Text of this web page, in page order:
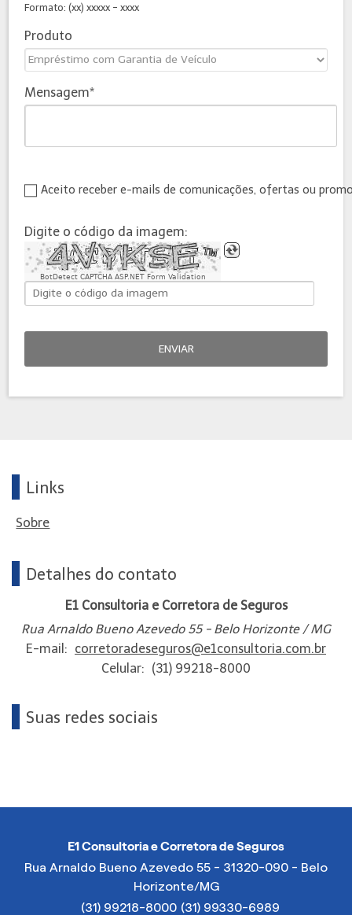
Formato: (xx) xxxxx - xxxx
Produto
Mensagem
Aceito receber e-mails de comunicações, ofertas ou
Digite o código da imagem:
BotDetect CAPTCHA ASP.NET Form Validation
ENVIAR
Links
Sobre
Detalhes do contato
E1 Consultoria e Corretora de Seguros
Rua Arnaldo Bueno Azevedo 55 - Belo Horizonte / MG
E-mail: corretoradeseguros@e1consultoria.com.br
Celular: (31) 99218-8000
Suas redes sociais
E1 Consultoria e Corretora de Seguros
Rua Arnaldo Bueno Azevedo 55 - 31320-090 - Belo
Horizonte/MG
(31) 99218-8000 (31) 99330-6989